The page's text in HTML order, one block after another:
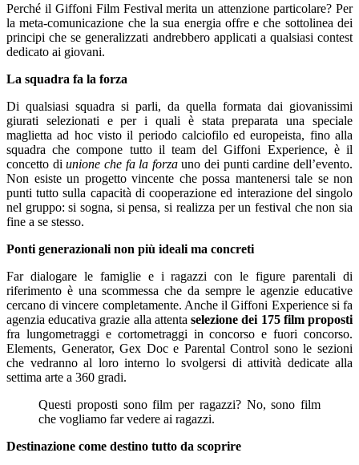
Perché il Giffoni Film Festival merita un attenzione particolare? Per
la meta-comunicazione che la sua energia offre e che sottolinea dei
principi che se generalizzati andrebbero applicati a qualsiasi contest
dedicato ai giovani.
La squadra fa la forza
Di qualsiasi squadra si parli, da quella formata dai giovanissimi
giurati selezionati e per i quali è stata preparata una speciale
maglietta ad hoc visto il periodo calciofilo ed europeista, fino alla
squadra che compone tutto il team del Giffoni Experience, è il
concetto diunione che fa la forzauno dei punti cardine dell’evento.
Non esiste un progetto vincente che possa mantenersi tale se non
punti tutto sulla capacità di cooperazione ed interazione del singolo
nel gruppo: si sogna, si pensa, si realizza per un festival che non sia
fine a se stesso.
Ponti generazionali non più ideali ma concreti
Far dialogare le famiglie e i ragazzi con le figure parentali di
riferimento è una scommessa che da sempre le agenzie educative
cercano di vincere completamente. Anche il Giffoni Experience si fa
agenzia educativa grazie alla attentaselezione dei 175 film proposti
fra lungometraggi e cortometraggi in concorso e fuori concorso.
Elements, Generator, Gex Doc e Parental Control sono le sezioni
che vedranno al loro interno lo svolgersi di attività dedicate alla
settima arte a 360 gradi.
Questi proposti sono film per ragazzi? No, sono film
che vogliamo far vedere ai ragazzi.
Destinazione come destino tutto da scoprire